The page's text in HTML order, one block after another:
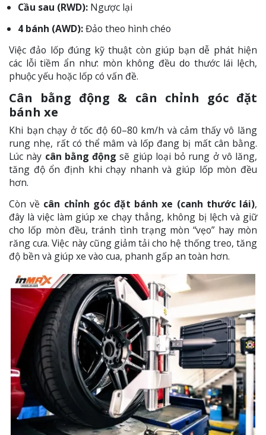
Cầu sau (RWD): Ngược lại
4 bánh (AWD):Đảo theo hình chéo
Việc đảo lốp đúng kỹ thuật còn giúp bạn dễ phát hiện
các lỗi tiềm ẩn như: mòn không đều do thước lái lệch,
phuộc yếu hoặc lốp có vấn đề.
Cân bằng động & cân chỉnh góc đặt
bánh xe
Khi bạn chạy ở tốc độ 60–80 km/h và cảm thấy vô lăng
rung nhẹ, rất có thể mâm và lốp đang bị mất cân bằng.
Lúc này cân bằng động sẽ giúp loại bỏ rung ở vô lăng,
tăng độ ổn định khi chạy nhanh và giúp lốp mòn đều
hơn.
Còn về cân chỉnh góc đặt bánh xe (canh thước lái),
đây là việc làm giúp xe chạy thẳng, không bị lệch và giữ
cho lốp mòn đều, tránh tình trạng mòn “vẹo” hay mòn
răng cưa. Việc này cũng giảm tải cho hệ thống treo, tăng
độ bền và giúp xe vào cua, phanh gấp an toàn hơn.